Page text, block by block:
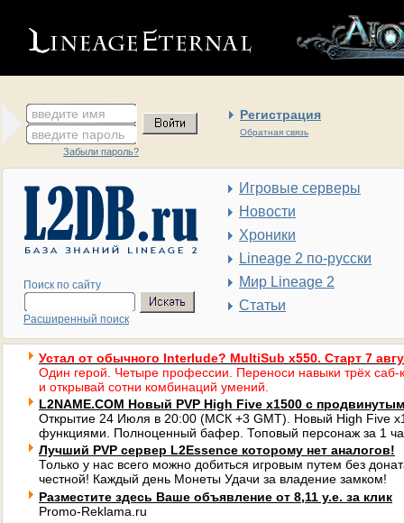
введите имя Регистрация
Обратная связь
введите пароль
Забыли пароль?
Поиск по сайту
Расширенный поиск
Игровые серверы
Новости
Хроники
Lineage 2 по-русски
Мир Lineage 2
Статьи
Устал от обычного Interlude? MultiSub x550. Старт 7
Один герой. Четыре профессии. Переноси навыки трёх саб-
и открывай сотни комбинаций умений.
L2NAME.COM Новый PVP High Five x1500 с
Открытие 24 Июля в 20:00 (МСК +3 GMT). Новый High Five
функциями. Полноценный бафер. Топовый персонаж за 1
Лучший PVP сервер L2Essence которому нет аналогов!
Только у нас всего можно добиться игровым путем без
честной! Каждый день Монеты Удачи за владение замком!
Разместите здесь Ваше объявление от 8,11 у.е. за клик
Promo-Reklama.ru